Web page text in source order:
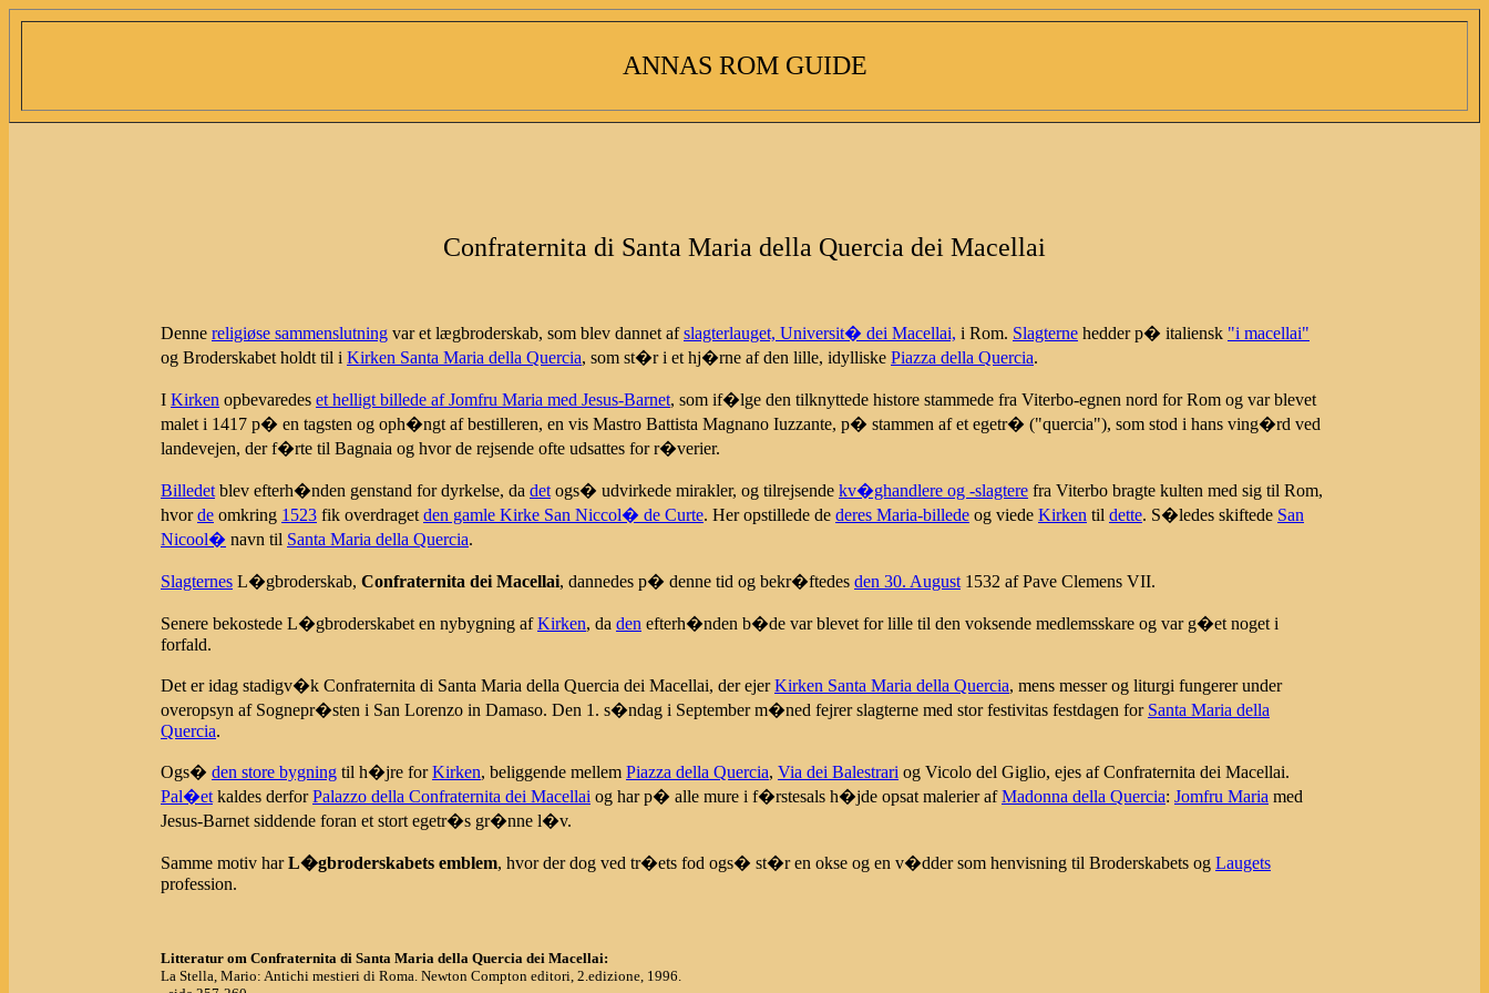
ANNAS ROM GUIDE
Confraternita di Santa Maria della Quercia dei Macellai
Denne religiøse sammenslutning var et lægbroderskab, som blev dannet afslagterlauget, Universit� dei Macellai, i Rom. Slagterne hedder p� italiensk "i macellai"
og Broderskabet holdt til i Kirken Santa Maria della Quercia, som st�r i et hj�rne af den lille, idylliske Piazza della Quercia.
I Kirken opbevaredes et helligt billede af Jomfru Maria med Jesus-Barnet, som if�lge den tilknyttede histore stammede fra Viterbo-egnen nord for Rom og var blevet
malet i 1417 p� en tagsten og oph�ngt af bestilleren, en vis Mastro Battista Magnano Iuzzante, p� stammen af et egetr� ("quercia"), som stod i hans ving�rd ved
landevejen, der f�rte til Bagnaia og hvor de rejsende ofte udsattes for r�verier.
Billedet blev efterh�nden genstand for dyrkelse, da det ogs� udvirkede mirakler, og tilrejsende kv�ghandlere og -slagtere fra Viterbo bragte kulten med sig til Rom,
hvorde omkring 1523 fik overdraget den gamle Kirke San Niccol� de Curte. Her opstillede de deres Maria-billede og viede Kirken til dette. S�ledes skiftede San
Nicool� navn til Santa Maria della Quercia.
Slagternes L�gbroderskab, Confraternita dei Macellai, dannedes p� denne tid og bekr�ftedes den 30. August 1532 af Pave Clemens VII.
Senere bekostede L�gbroderskabet en nybygning afKirken, da den efterh�nden b�de var blevet for lille til den voksende medlemsskare og var g�et noget i
forfald.
Det er idag stadigv�k Confraternita di Santa Maria della Quercia dei Macellai, der ejerKirken Santa Maria della Quercia, mens messer og liturgi fungerer under
overopsyn af Sognepr�sten i San Lorenzo in Damaso. Den 1. s�ndag i September m�ned fejrer slagterne med stor festivitas festdagen for Santa Maria della
Quercia.
Ogs� den store bygning til h�jre forKirken, beliggende mellem Piazza della Quercia, Via dei Balestrari og Vicolo del Giglio, ejes af Confraternita dei Macellai.
Pal�et kaldes derforPalazzo della Confraternita dei Macellai og har p� alle mure i f�rstesals h�jde opsat malerier afMadonna della Quercia: Jomfru Maria med
Jesus-Barnet siddende foran et stort egetr�s gr�nne l�v.
Samme motiv harL�gbroderskabets emblem, hvor der dog ved tr�ets fod ogs� st�r en okse og en v�dder som henvisning til Broderskabets og Laugets
profession.
Litteratur om Confraternita di Santa Maria della Quercia dei Macellai:
La Stella, Mario: Antichi mestieri di Roma. Newton Compton editori, 2.edizione, 1996.